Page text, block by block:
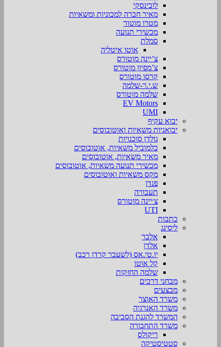
לובינסקי
מאיר חברה למכוניות ומשאיות
מטרו מוטור
מכשירי תנועה
סמלת
אוטו איטליה
צ’יינה מוטורס
צ’מפיון מוטורס
קרסו מוטורס
ש.י.ר-שלמה
שלמה מוטורס
EV Motors
UMI
יבוא עקיף
יבואניות משאיות ואוטובוסים
גולדן סוכנויות
כלמוביל משאיות, אוטובוסים
מאיר משאיות, אוטובוסים
מכשירי תנועה משאיות, אוטובוסים
מקס משאיות ואוטובוסים
פנדן
תעבורה
צ׳יינה מוטורס
UTI
כתבות
ליסינג
אלבר
אלדן
יו.טי.אס (לשעבר קרדן רכב)
קל אוטו
שלמה החזקות
מבחני דרכים
מבצעים
משרד האוצר
משרד האנרגיה
המשרד להגנת הסביבה
משרד התחבורה
ריקולס
סטטיסטיקה